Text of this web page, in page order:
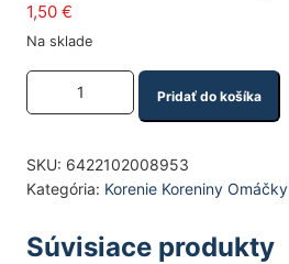
1,50 €
Na sklade
Množstvo produktu
Pridať do košíka
SKU: 6422102008953
Kategória: Korenie Koreniny Omáčky
Súvisiace produkty